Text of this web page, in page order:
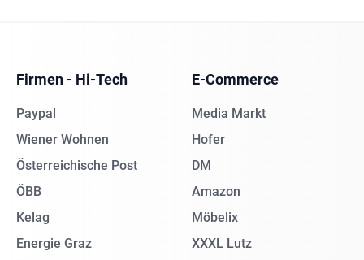
Firmen - Hi-Tech
Paypal
Wiener Wohnen
Österreichische Post
ÖBB
Kelag
Energie Graz
E-Commerce
Media Markt
Hofer
DM
Amazon
Möbelix
XXXL Lutz